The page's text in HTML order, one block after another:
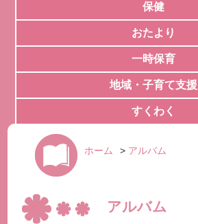
保健
おたより
一時保育
地域・子育て支援
すくわく
ホーム > アルバム
アルバム